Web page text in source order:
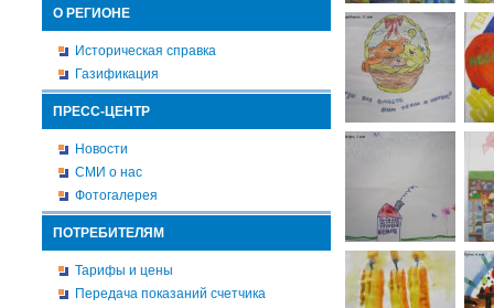
О РЕГИОНЕ
Историческая справка
Газификация
ПРЕСС-ЦЕНТР
Новости
СМИ о нас
Фотогалерея
ПОТРЕБИТЕЛЯМ
Тарифы и цены
Передача показаний счетчика